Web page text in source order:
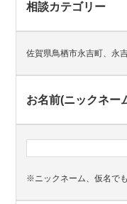
相談カテゴリー
佐賀県鳥栖市永吉町、永
お名前(ニックネー
※ニックネーム、仮名でも